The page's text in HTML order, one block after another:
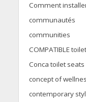
Comment
communautés
communities
COMPATIBLE
Conca toilet seats
concept of
contemporary